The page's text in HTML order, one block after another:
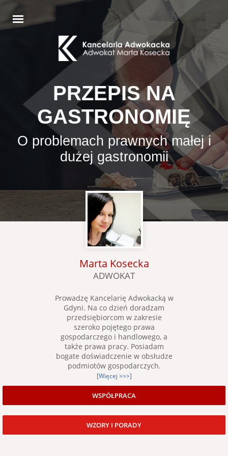
PRZEPIS NA
GASTRONOMIĘ
O problemach prawnych małej i
dużej gastronomii
Marta Kosecka
ADWOKAT
Prowadzę Kancelarię Adwokacką w
Gdyni. Na co dzień doradzam
przedsiębiorcom w zakresie
szeroko pojętego prawa
gospodarczego i handlowego, a
także prawa pracy. Posiadam
bogate doświadczenie w obsłudze
podmiotów gospodarczych.
[Więcej >>>]
WSPÓŁPRACA
WZORY I PORADY